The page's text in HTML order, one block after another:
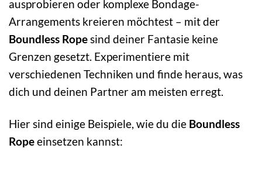
ausprobieren oder komplexe Bondage-
Arrangements kreieren möchtest – mit der
Boundless Ropesind deiner Fantasie keine
Grenzen gesetzt. Experimentiere mit
verschiedenen Techniken und finde heraus, was
dich und deinen Partner am meisten erregt.
Hier sind einige Beispiele, wie du die Boundless
Ropeeinsetzen kannst: